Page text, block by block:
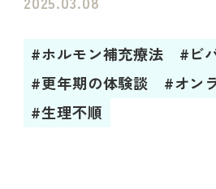
#ホルモン補充療法
#ビ
#更年期の体験談
#オン
#生理不順